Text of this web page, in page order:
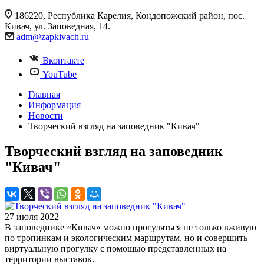
186220, Республика Карелия, Кондопожский район, пос.
Кивач, ул. Заповедная, 14.
adm@zapkivach.ru
Вконтакте
YouTube
Главная
Информация
Новости
Творческий взгляд на заповедник "Кивач"
Творческий взгляд на заповедник
"Кивач"
27 июля 2022
В заповеднике «Кивач» можно прогуляться не только вживую
по тропинкам и экологическим маршрутам, но и совершить
виртуальную прогулку с помощью представленных на
территории выставок.